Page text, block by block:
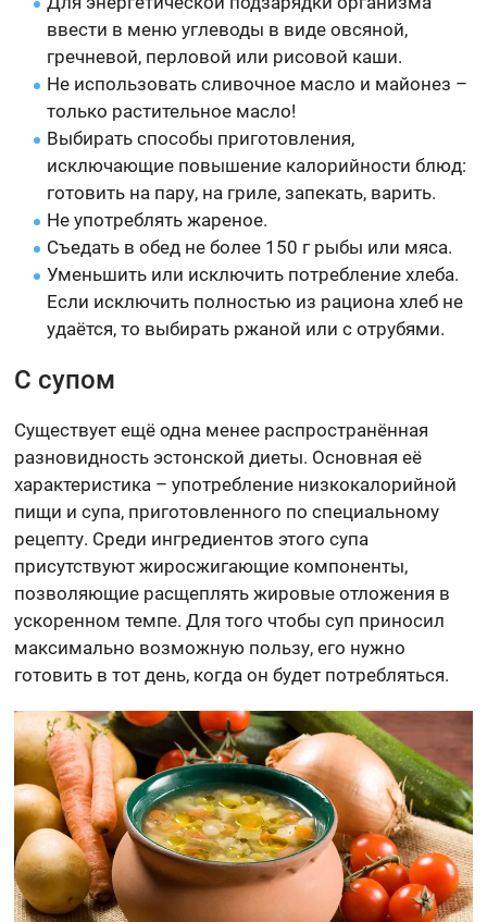
ввести в меню углеводы в виде овсяной,
гречневой, перловой или рисовой каши.
Не использовать сливочное масло и майонез –
только растительное масло!
Выбирать способы приготовления,
исключающие повышение калорийности блюд:
готовить на пару, на гриле, запекать, варить.
Не употреблять жареное.
Съедать в обед не более 150 г рыбы или мяса.
Уменьшить или исключить потребление хлеба.
Если исключить полностью из рациона хлеб не
удаётся, то выбирать ржаной или с отрубями.
С супом
Существует ещё одна менее распространённая
разновидность эстонской диеты. Основная её
характеристика – употребление низкокалорийной
пищи и супа, приготовленного по специальному
рецепту. Среди ингредиентов этого супа
присутствуют жиросжигающие компоненты,
позволяющие расщеплять жировые отложения в
ускоренном темпе. Для того чтобы суп приносил
максимально возможную пользу, его нужно
готовить в тот день, когда он будет потребляться.